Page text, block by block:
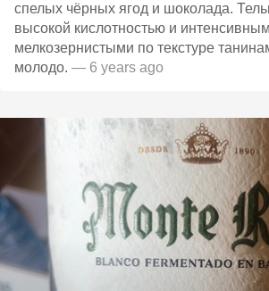
спелых чёрных ягод и шоколада.
высокой кислотностью и
мелкозернистыми по текстуре
молодо. — 6 years ago